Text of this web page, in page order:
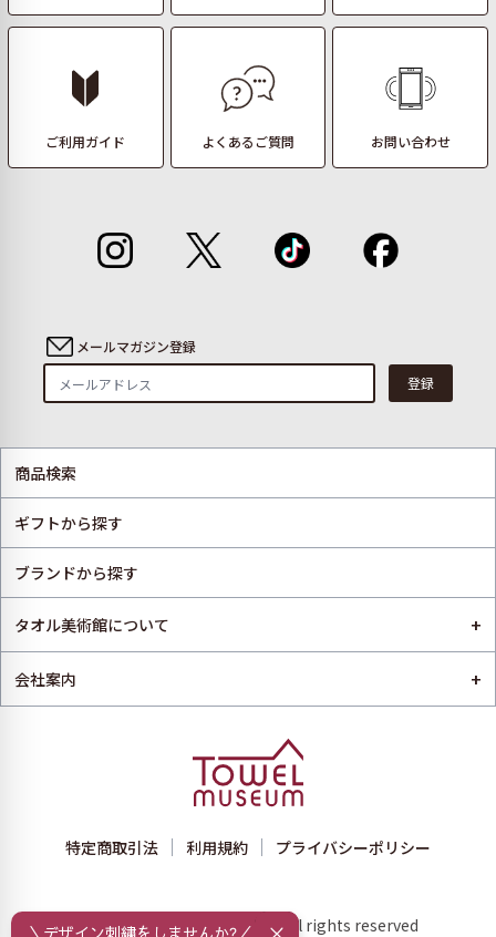
ご利用ガイド よくあるご質問 お問い合わせ
メールマガジン登録
登録
商品検索
ギフトから探す
ブランドから探す
タオル美術館について +
会社案内 +
特定商取引法 利用規約 プライバシーポリシー
Copyright © towelmuseum All rights reserved
＼デザイン刺繍をしませんか?／